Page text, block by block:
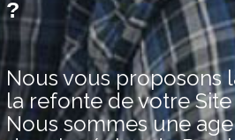
?
Nous vous proposons
la refonte de votre
Nous sommes une